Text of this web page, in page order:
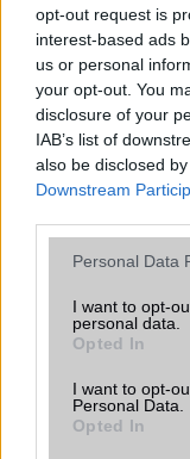
opt-out request is
interest-based ads
us or personal
your opt-out. You
disclosure of your
IAB’s list of
also be disclosed
Downstream
Please note that
not limited to your
grant or deny
use your data for
consent section.
Personal Data
I want to opt-
personal data.
Opted In
I want to opt-
Personal Data.
Opted In
Office alkalmazások
Extrák
EGYÉB
Vibra jelzés
SIM típus
Flight mode
Funkciók